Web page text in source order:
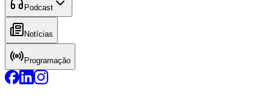
Podcast
Notícias
Programação